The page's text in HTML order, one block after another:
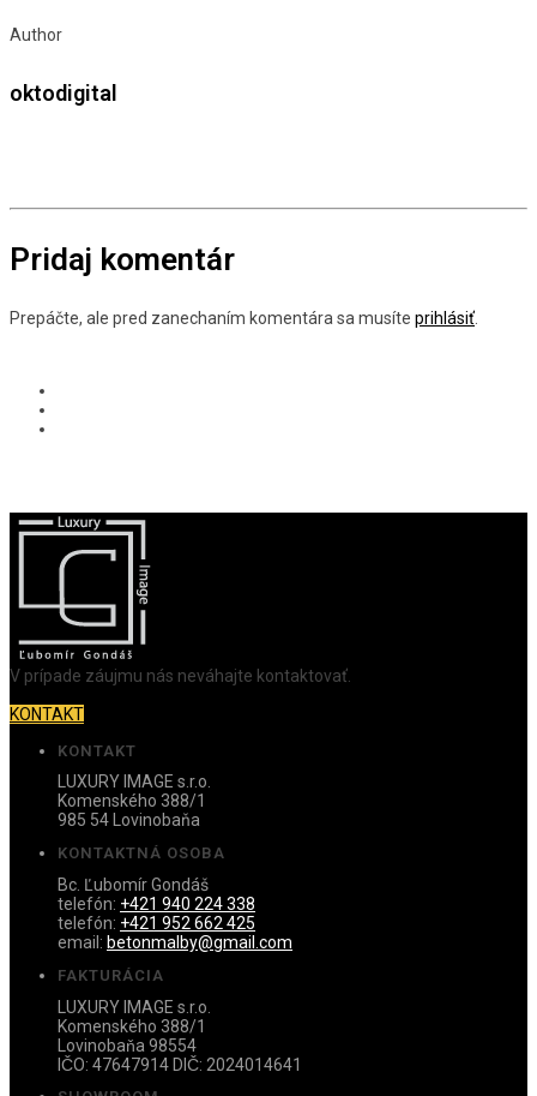
Author
oktodigital
Pridaj komentár
Prepáčte, ale pred zanechaním komentára sa musíte prihlásiť
V prípade záujmu nás neváhajte kontaktovať.
KONTAKT
KONTAKT
LUXURY IMAGE s.r.o.
Komenského 388/1
985 54 Lovinobaňa
KONTAKTNÁ OSOBA
Bc. Ľubomír Gondáš
telefón: +421 940 224 338
telefón: +421 952 662 425
email: betonmalby@gmail.com
FAKTURÁCIA
LUXURY IMAGE s.r.o.
Komenského 388/1
Lovinobaňa 98554
IČO: 47647914 DIČ: 2024014641